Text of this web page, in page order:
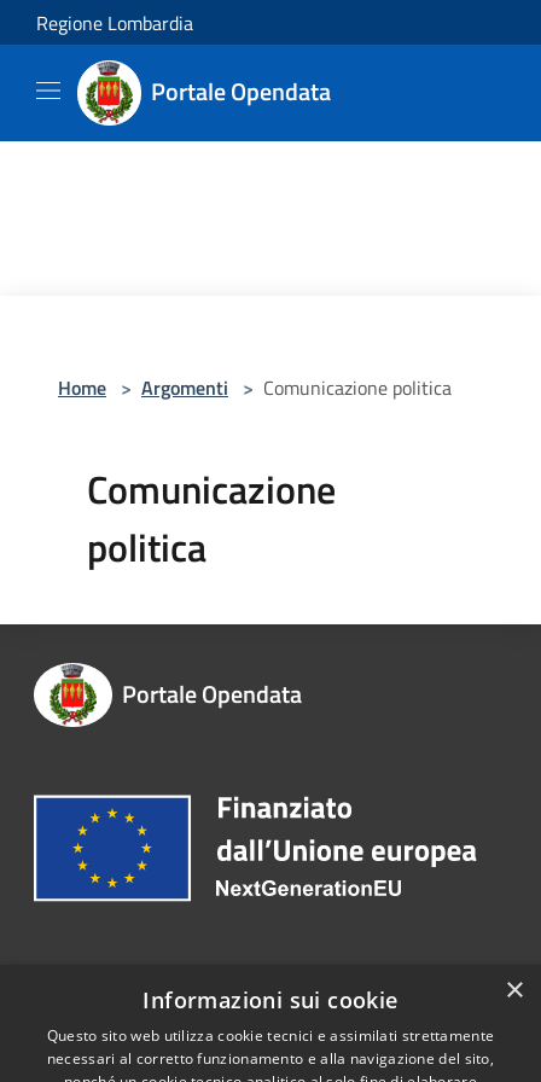
Salta al contenuto principale
Regione Lombardia
Portale Opendata
Home > Argomenti > Comunicazione politica
Comunicazione
politica
Portale Opendata
Recapiti e contatti
Telefono: 030 2563173
×
Informazioni sui cookie
Questo sito web utilizza cookie tecnici e assimilati strettamente
necessari al corretto funzionamento e alla navigazione del sito,